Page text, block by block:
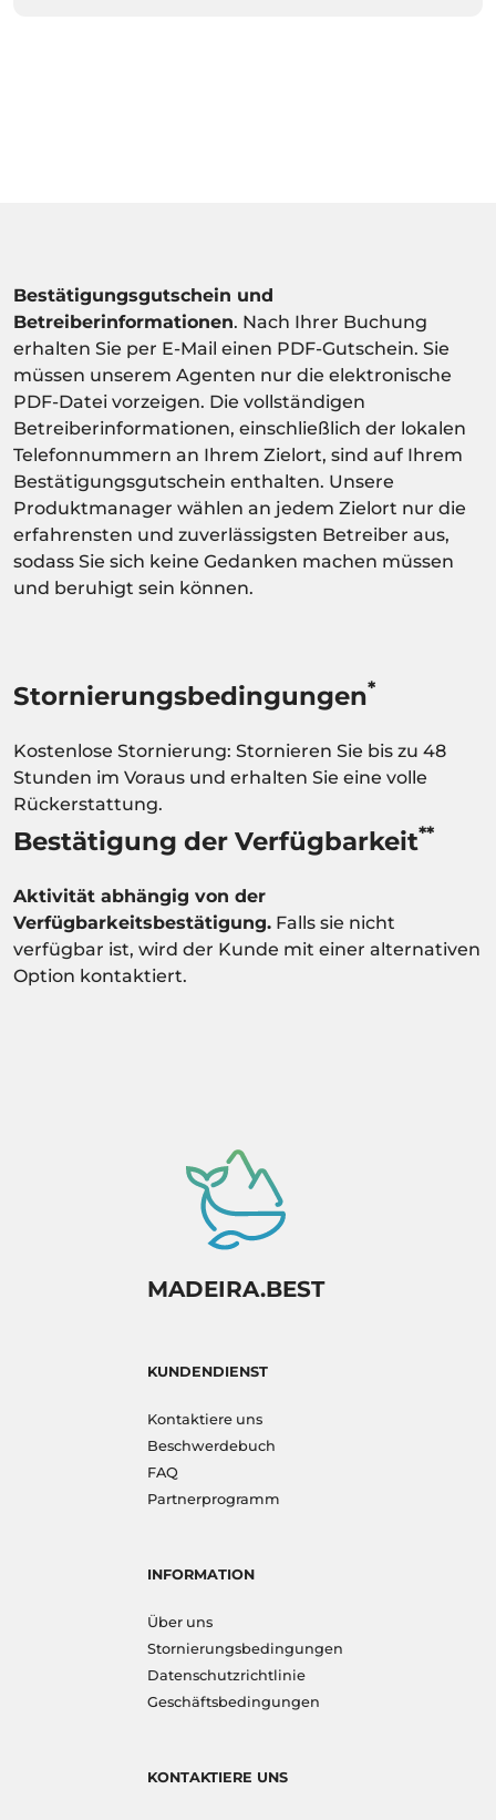
Bestätigungsgutschein und
Betreiberinformationen. Nach Ihrer Buchung
erhalten Sie per E-Mail einen PDF-Gutschein. Sie
müssen unserem Agenten nur die elektronische
PDF-Datei vorzeigen. Die vollständigen
Betreiberinformationen, einschließlich der lokalen
Telefonnummern an Ihrem Zielort, sind auf Ihrem
Bestätigungsgutschein enthalten. Unsere
Produktmanager wählen an jedem Zielort nur die
erfahrensten und zuverlässigsten Betreiber aus,
sodass Sie sich keine Gedanken machen müssen
und beruhigt sein können.
Stornierungsbedingungen*
Kostenlose Stornierung: Stornieren Sie bis zu 48
Stunden im Voraus und erhalten Sie eine volle
Rückerstattung.
Bestätigung der Verfügbarkeit**
Aktivität abhängig von der
Verfügbarkeitsbestätigung. Falls sie nicht
verfügbar ist, wird der Kunde mit einer alternativen
Option kontaktiert.
MADEIRA.BEST
KUNDENDIENST
Kontaktiere uns
Beschwerdebuch
FAQ
Partnerprogramm
INFORMATION
Über uns
Stornierungsbedingungen
Datenschutzrichtlinie
Geschäftsbedingungen
KONTAKTIERE UNS